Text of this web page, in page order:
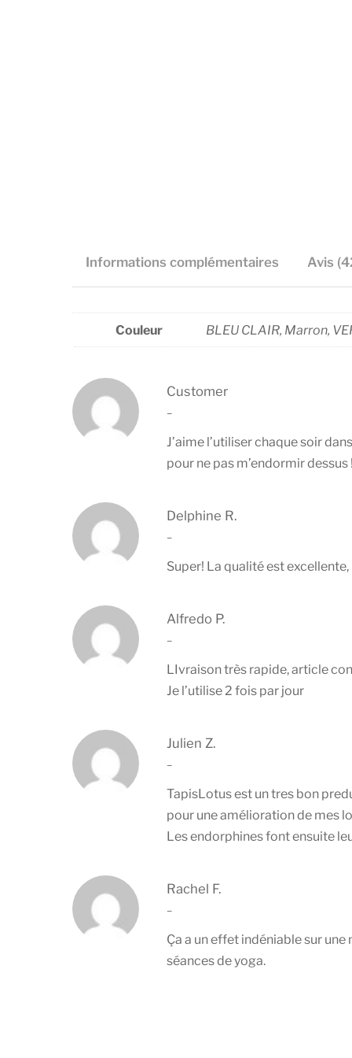
Informations complémentaires Avis
Couleur BLEU CLAIR, Marron,
Customer
–
J’aime l’utiliser chaque soir
pour ne pas m’endormir dessus
Delphine R.
–
Super! La qualité est
Alfredo P.
–
LIvraison très rapide, article
Je l’utilise 2 fois par jour
Julien Z.
–
TapisLotus est un tres bon
pour une amélioration de mes
Les endorphines font ensuite
Rachel F.
–
Ça a un effet indéniable sur
séances de yoga.